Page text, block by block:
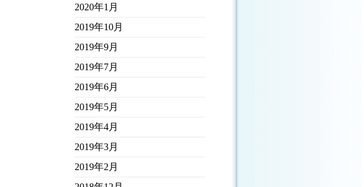
2020年1月
2019年10月
2019年9月
2019年7月
2019年6月
2019年5月
2019年4月
2019年3月
2019年2月